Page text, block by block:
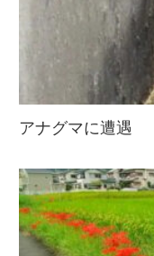
アナグマに遭遇